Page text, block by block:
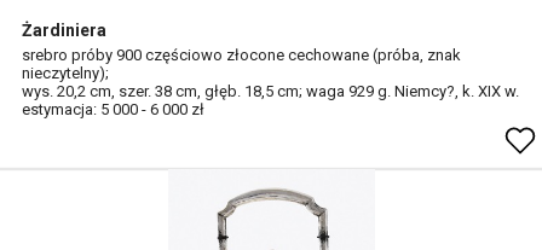
Żardiniera
srebro próby 900 częściowo złocone cechowane (próba, znak
nieczytelny);
wys. 20,2 cm, szer. 38 cm, głęb. 18,5 cm; waga 929 g. Niemcy?, k. XIX w.
estymacja: 5 000 - 6 000 zł